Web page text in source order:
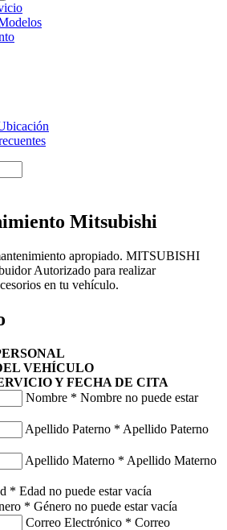
Mitsubishi
apropiado. MITSUBISHI
Autorizado para realizar
en tu vehículo.
VEHÍCULO
Y FECHA DE CITA
Nombre * Nombre no puede estar
Apellido Paterno * Apellido Paterno
Apellido Materno * Apellido Materno
* Edad no puede estar vacía
* Género no puede estar vacía
Correo Electrónico * Correo